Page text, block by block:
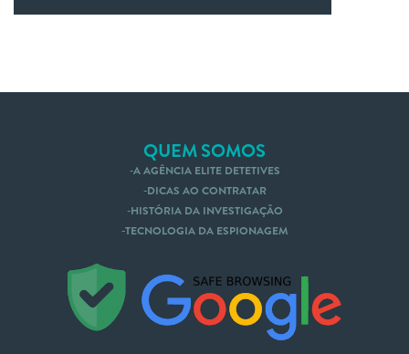
QUEM SOMOS
A AGÊNCIA ELITE DETETIVES
DICAS AO CONTRATAR
HISTÓRIA DA INVESTIGAÇÃO
TECNOLOGIA DA ESPIONAGEM
Nós te Ligamos Mande um Whatsapp